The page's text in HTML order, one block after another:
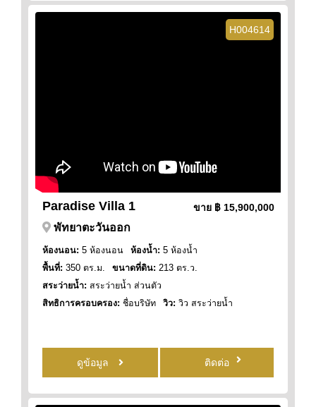
H004614
Paradise Villa 1 ขาย ฿ 15,900,000
พัทยาตะวันออก
ห้องนอน: 5 ห้องนอน ห้องน้ำ: 5 ห้องน้ำ
พื้นที่: 350 ตร.ม. ขนาดที่ดิน: 213 ตร.ว.
สระว่ายน้ำ: สระว่ายน้ำ ส่วนตัว
สิทธิการครอบครอง: ชื่อบริษัท วิว: วิว สระว่ายน้ำ
ดูข้อมูล ติดต่อ